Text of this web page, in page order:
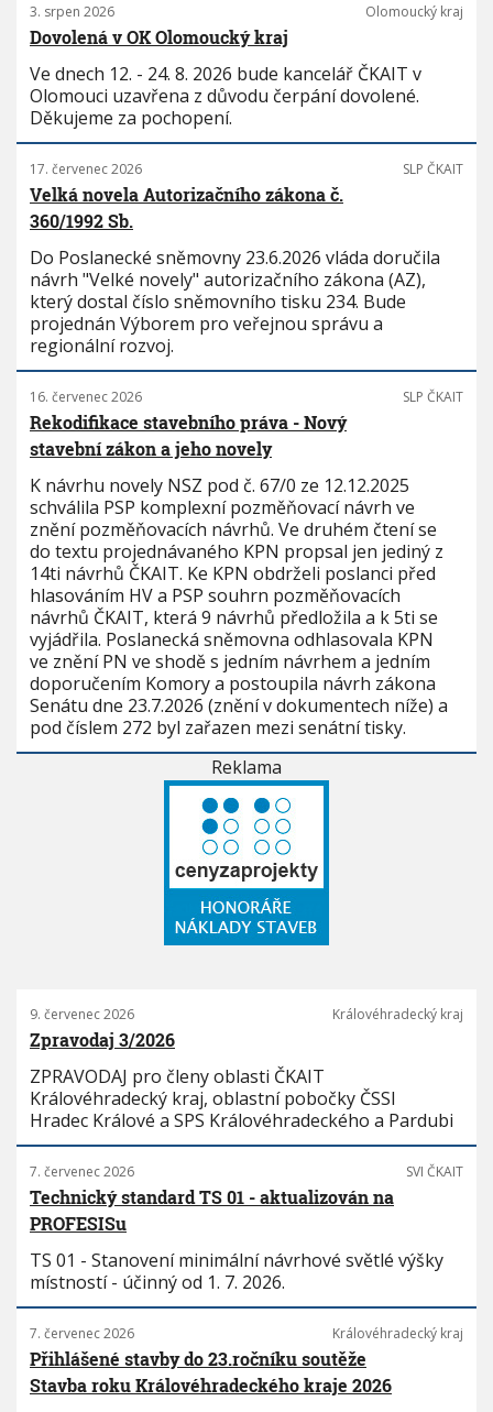
3. srpen 2026 Olomoucký kraj
Dovolená v OK Olomoucký kraj
Ve dnech 12. - 24. 8. 2026 bude kancelář ČKAIT v
Olomouci uzavřena z důvodu čerpání dovolené.
Děkujeme za pochopení.
17. červenec 2026 SLP ČKAIT
Velká novela Autorizačního zákona č.
360/1992 Sb.
Do Poslanecké sněmovny 23.6.2026 vláda doručila
návrh "Velké novely" autorizačního zákona (AZ),
který dostal číslo sněmovního tisku 234. Bude
projednán Výborem pro veřejnou správu a
regionální rozvoj.
16. červenec 2026 SLP ČKAIT
Rekodifikace stavebního práva - Nový
stavební zákon a jeho novely
K návrhu novely NSZ pod č. 67/0 ze 12.12.2025
schválila PSP komplexní pozměňovací návrh ve
znění pozměňovacích návrhů. Ve druhém čtení se
do textu projednávaného KPN propsal jen jediný z
14ti návrhů ČKAIT. Ke KPN obdrželi poslanci před
hlasováním HV a PSP souhrn pozměňovacích
návrhů ČKAIT, která 9 návrhů předložila a k 5ti se
vyjádřila. Poslanecká sněmovna odhlasovala KPN
ve znění PN ve shodě s jedním návrhem a jedním
doporučením Komory a postoupila návrh zákona
Senátu dne 23.7.2026 (znění v dokumentech níže) a
pod číslem 272 byl zařazen mezi senátní tisky.
Reklama
9. červenec 2026 Královéhradecký kraj
Zpravodaj 3/2026
ZPRAVODAJ pro členy oblasti ČKAIT
Královéhradecký kraj, oblastní pobočky ČSSI
Hradec Králové a SPS Královéhradeckého a Pardubi
7. červenec 2026 SVI ČKAIT
Technický standard TS 01 - aktualizován na
PROFESISu
TS 01 - Stanovení minimální návrhové světlé výšky
místností - účinný od 1. 7. 2026.
7. červenec 2026 Královéhradecký kraj
Přihlášené stavby do 23.ročníku soutěže
Stavba roku Královéhradeckého kraje 2026